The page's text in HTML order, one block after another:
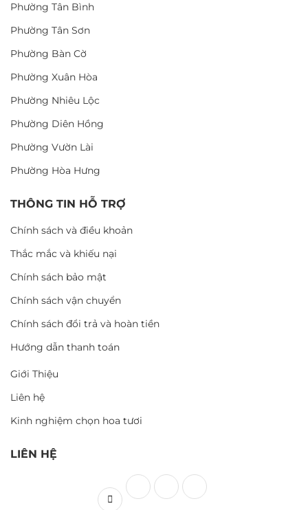
Phường Tân Bình
Phường Tân Sơn
Phường Bàn Cờ
Phường Xuân Hòa
Phường Nhiêu Lộc
Phường Diên Hồng
Phường Vườn Lài
Phường Hòa Hưng
THÔNG TIN HỖ TRỢ
Chính sách và điều khoản
Thắc mắc và khiếu nại
Chính sách bảo mật
Chính sách vận chuyển
Chính sách đổi trả và hoàn tiền
Hướng dẫn thanh toán
Giới Thiệu
Liên hệ
Kinh nghiệm chọn hoa tươi
LIÊN HỆ